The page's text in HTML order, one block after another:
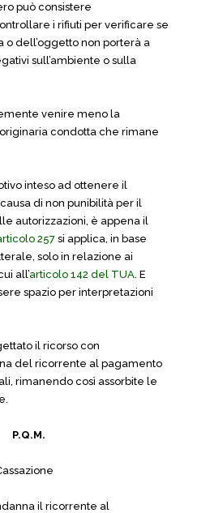
può consistere
i rifiuti per verificare se
o dell’oggetto non porterà a
sull’ambiente o sulla
venire meno la
condotta che rimane
inteso ad ottenere il
di non punibilità per il
autorizzazioni, è appena il
257 si applica, in base
solo in relazione ai
all’articolo 142 del TUA. E
spazio per interpretazioni
il ricorso con
del ricorrente al pagamento
rimanendo così assorbite le
P.Q.M.
il ricorrente al